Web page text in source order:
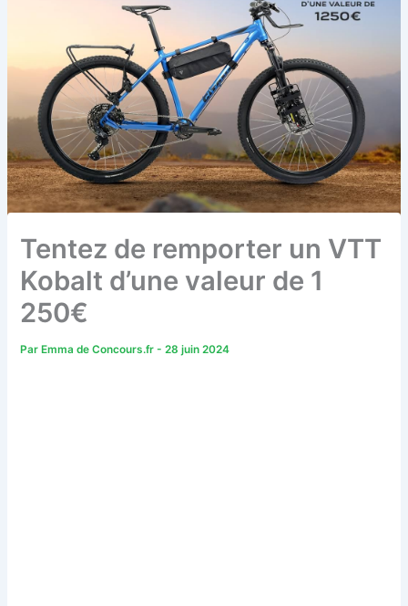
Tentez de remporter un VTT
Kobalt d’une valeur de 1
250€
Par Emma de Concours.fr-28 juin 2024